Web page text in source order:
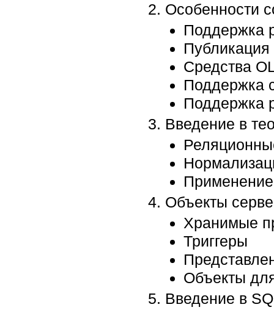
Особенности
Поддержка
Средства
Поддержка
Поддержка
Введение в
Объекты
Хранимые
Триггеры
Объекты
Введение в